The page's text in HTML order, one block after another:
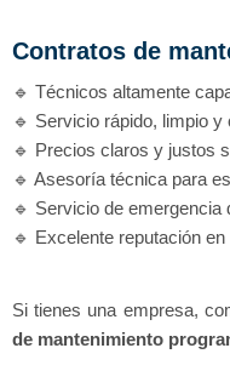
Contratos de
🔹 Técnicos altamente
🔹 Servicio rápido, limpio
🔹 Precios claros y justos
🔹 Asesoría técnica para
🔹 Servicio de emergencia
🔹 Excelente reputación
Si tienes una empresa,
de mantenimiento